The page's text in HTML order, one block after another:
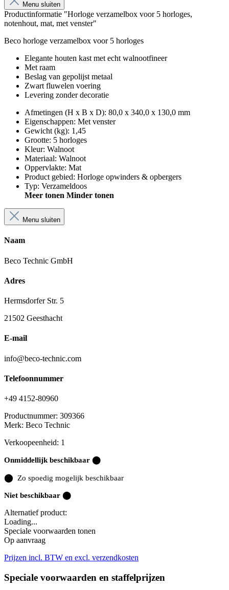
Menu sluiten
Productinformatie "Horloge verzamelbox voor 5 horloges,
notenhout, mat, met venster"
Beco horloge verzamelbox voor 5 horloges
Elegante houten kast met echt walnootfineer
Met raam
Beslag van gepolijst metaal
Zwart fluwelen voering
Levering zonder decoratie
Afmetingen (H x B x D): 80,0 x 340,0 x 130,0 mm
Eigenschappen: Met venster
Gewicht (kg): 1,45
Grootte: 5 horloges
Kleur: Walnoot
Materiaal: Walnoot
Oppervlakte: Mat
Product gebied: Horloge opwinders & opbergers
Typ: Verzameldoos
Meer tonen Minder tonen
Menu sluiten
Naam
Beco Technic GmbH
Adres
Hermsdorfer Str. 5
21502 Geesthacht
E-mail
info@beco-technic.com
Telefoonnummer
+49 4152-80960
Productnummer: 309366
Merk: Beco Technic
Verkoopeenheid: 1
Onmiddellijk beschikbaar ⬤
⬤ Zo spoedig mogelijk beschikbaar
Niet beschikbaar ⬤
Alternatief product:
Loading...
Speciale voorwaarden tonen
Op aanvraag
Prijzen incl. BTW en excl. verzendkosten
Speciale voorwaarden en staffelprijzen